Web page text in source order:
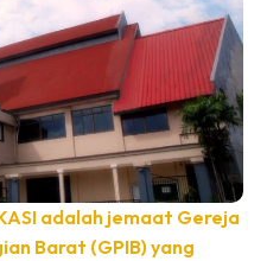
adalah jemaat Gereja
Barat (GPIB) yang